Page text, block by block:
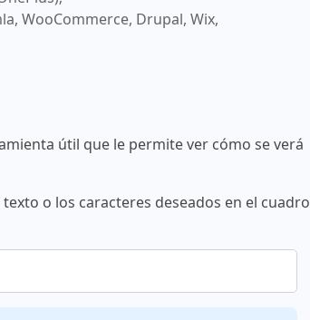
WooCommerce, Drupal, Wix,
útil que le permite ver cómo se verá
o los caracteres deseados en el cuadro